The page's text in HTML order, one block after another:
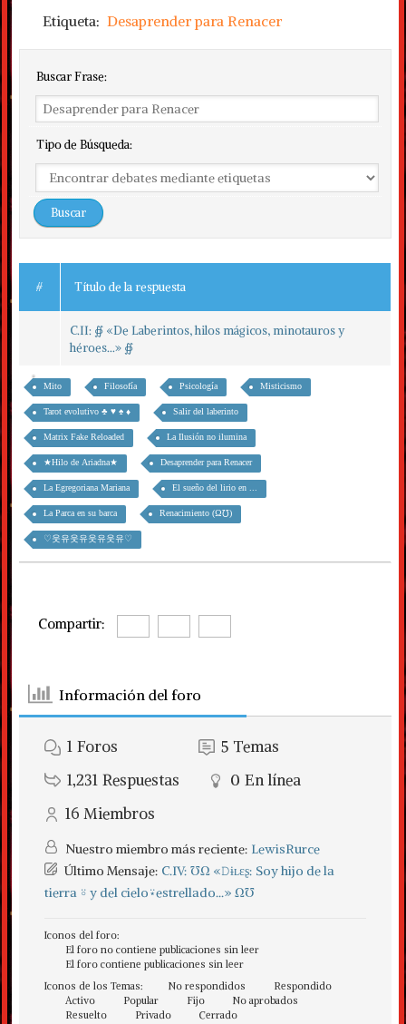
Etiqueta:Desaprender para Renacer
Buscar Frase:
Tipo de Búsqueda:
# Título de la respuesta
C.II: ∯ «De Laberintos, hilos mágicos, minotauros y
héroes...» ∯
Mito Filosofía Psicología Misticismo
Tarot evolutivo ♣ ♥ ♠ ♦ Salir del laberinto
Matrix Fake Reloaded La Ilusión no ilumina
★Hilo de Ariadna★ Desaprender para Renacer
La Egregoriana Mariana El sueño del lirio en ...
La Parca en su barca Renacimiento (Ω℧)
♡웃유웃유웃유웃유♡
Compartir:
Información del foro
1 Foros 5 Temas
1,231 Respuestas 0 En línea
16 Miembros
Nuestro miembro más reciente: LewisRurce
Último Mensaje: C.IV: ℧Ω «𝙳ɨʟɛʂ: Soy hijo de la
tierra ⍤ y del cielo⍣estrellado...» Ω℧
Iconos del foro:
El foro no contiene publicaciones sin leer
El foro contiene publicaciones sin leer
Iconos de los Temas:
No respondidos
Respondido
Activo
Popular Fijo
No aprobados
Resuelto
Privado Cerrado